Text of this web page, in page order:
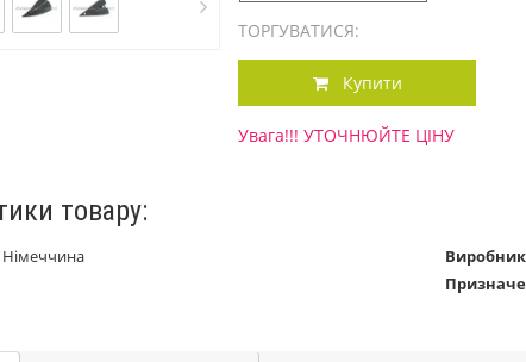
ТОРГУВАТИСЯ:
Купити
Увага!!! УТОЧНЮЙТЕ ЦІНУ
товару:
Німеччина Виробник